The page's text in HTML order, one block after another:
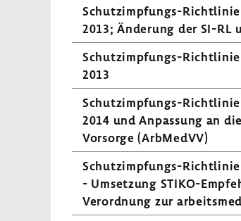
Schutzimpfungs-​
2013; Ände­rung der SI-RL
Schutzimpfungs-​
2013
Schutzimpfungs-​
2014 und Anpas­sung an
Vorsorge (ArbMedVV)
Schutzimpfungs-​
- Umset­zung STIKO-​
Verord­nung zur